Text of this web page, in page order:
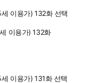
이용가) 132화 선택
이용가) 132화
이용가) 131화 선택